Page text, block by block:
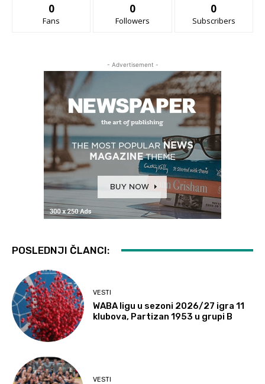
0
Fans
0
Followers
0
Subscribers
- Advertisement -
POSLEDNJI ČLANCI:
VESTI
WABA ligu u sezoni 2026/27 igra 11
klubova, Partizan 1953 u grupi B
VESTI